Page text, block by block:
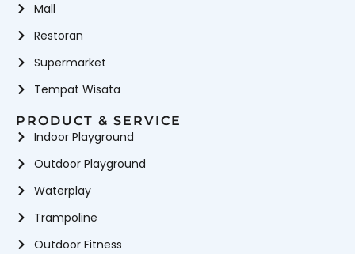
Mall
Restoran
Supermarket
Tempat Wisata
PRODUCT & SERVICE
Indoor Playground
Outdoor Playground
Waterplay
Trampoline
Outdoor Fitness